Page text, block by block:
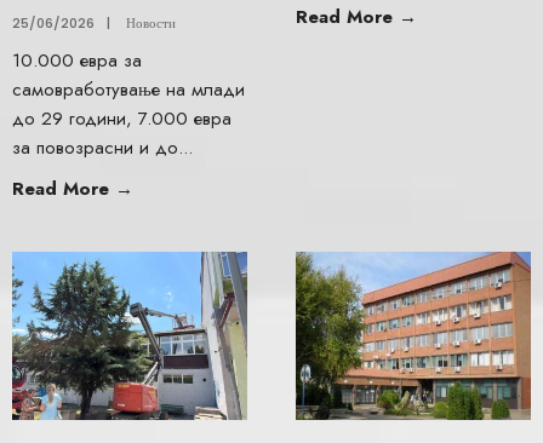
25/06/2026 | Новости
10.000 евра за
самовработување на млади
до 29 години, 7.000 евра
за повозрасни и до...
Read More →
Read More →